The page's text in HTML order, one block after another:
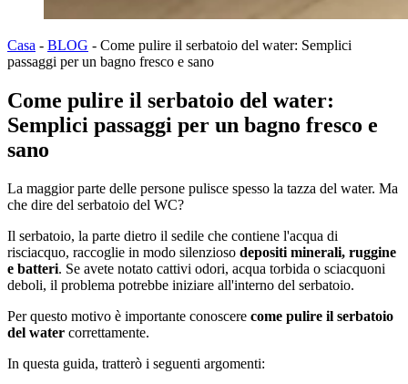
Casa - BLOG - Come pulire il serbatoio del water: Semplici
passaggi per un bagno fresco e sano
Come pulire il serbatoio del water:
Semplici passaggi per un bagno fresco e
sano
La maggior parte delle persone pulisce spesso la tazza del water. Ma
che dire del serbatoio del WC?
Il serbatoio, la parte dietro il sedile che contiene l'acqua di
risciacquo, raccoglie in modo silenzioso depositi minerali, ruggine
e batteri. Se avete notato cattivi odori, acqua torbida o sciacquoni
deboli, il problema potrebbe iniziare all'interno del serbatoio.
Per questo motivo è importante conoscere come pulire il serbatoio
del water correttamente.
In questa guida, tratterò i seguenti argomenti: